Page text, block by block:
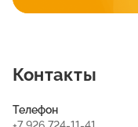
Контакты
Телефон